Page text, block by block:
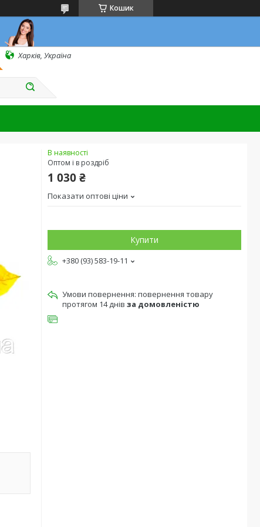
Кошик
Харків, Україна
В наявності
Оптом і в роздріб
1 030 ₴
Показати оптові ціни
Купити
+380 (93) 583-19-11
повернення товару
протягом 14 днів за домовленістю